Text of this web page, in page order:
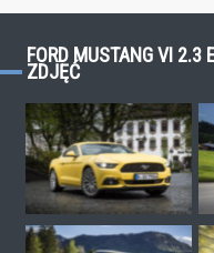
FORD MUSTANG VI 2.3
ZDJĘĆ